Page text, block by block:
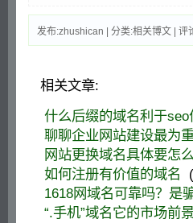
发布:zhushican | 分类:相关博文 | 评
相关文章:
什么后缀的域名利于seo
聊聊企业网站建设最为
网站更换域名具体要怎
如何注册有价值的域名
1618网域名可靠吗？是
“.手机”域名它的市场前